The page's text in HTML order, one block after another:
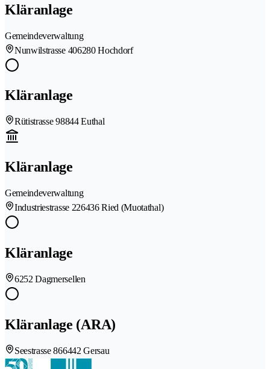
Kläranlage
Gemeindeverwaltung
Nunwilstrasse 406280 Hochdorf
Kläranlage
Rütistrasse 98844 Euthal
Kläranlage
Gemeindeverwaltung
Industriestrasse 226436 Ried (Muotathal)
Kläranlage
6252 Dagmersellen
Kläranlage (ARA)
Seestrasse 866442 Gersau